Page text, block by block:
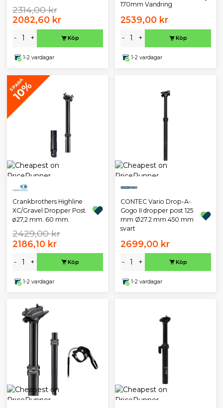
2314,00 kr
2082,60 kr
- + Köp
1-2 vardagar
170mm Vandring
2539,00 kr
- + Köp
1-2 vardagar
SPARA
10%
Crankbrothers Highline
XC/Gravel Dropper Post
ø27,2 mm. 60 mm.
2429,00 kr
2186,10 kr
- + Köp
1-2 vardagar
CONTEC Vario Drop-A-
Gogo II dropper post 125
mm Ø27.2 mm 450 mm
svart
2699,00 kr
- + Köp
1-2 vardagar